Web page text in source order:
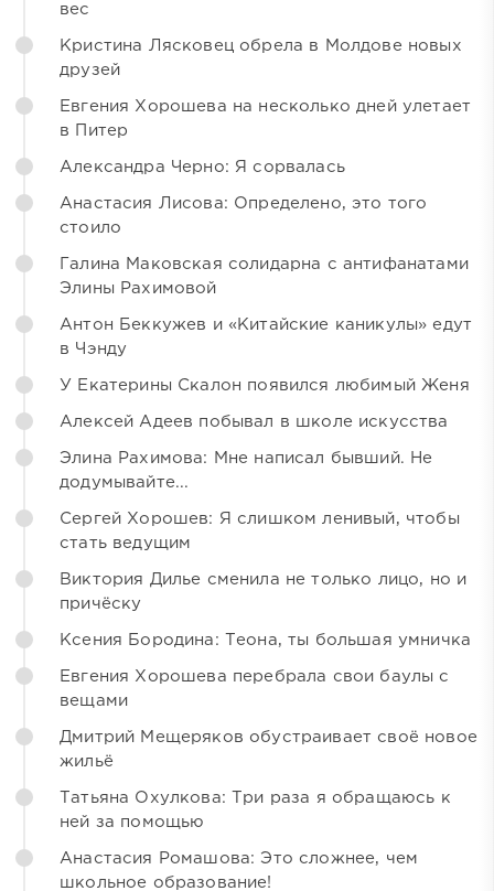
вес
Кристина Лясковец обрела в Молдове новых
друзей
Евгения Хорошева на несколько дней улетает
в Питер
Александра Черно: Я сорвалась
Анастасия Лисова: Определено, это того
стоило
Галина Маковская солидарна с антифанатами
Элины Рахимовой
Антон Беккужев и «Китайские каникулы» едут
в Чэнду
У Екатерины Скалон появился любимый Женя
Алексей Адеев побывал в школе искусства
Элина Рахимова: Мне написал бывший. Не
додумывайте...
Сергей Хорошев: Я слишком ленивый, чтобы
стать ведущим
Виктория Дилье сменила не только лицо, но и
причёску
Ксения Бородина: Теона, ты большая умничка
Евгения Хорошева перебрала свои баулы с
вещами
Дмитрий Мещеряков обустраивает своё новое
жильё
Татьяна Охулкова: Три раза я обращаюсь к
ней за помощью
Анастасия Ромашова: Это сложнее, чем
школьное образование!